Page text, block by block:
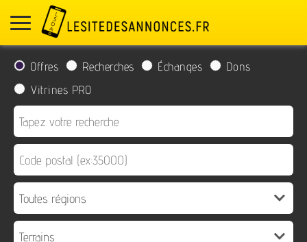
Offres Recherches Échanges
Dons
Vitrines PRO